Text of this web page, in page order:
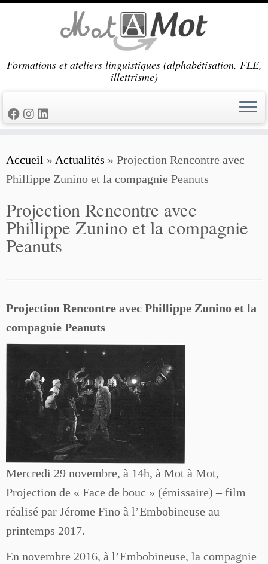
Formations et ateliers linguistiques (alphabétisation, FLE,
illettrisme)
Accueil » Actualités » Projection Rencontre avec
Phillippe Zunino et la compagnie Peanuts
Projection Rencontre avec
Phillippe Zunino et la compagnie
Peanuts
Projection Rencontre avec Phillippe Zunino et la
compagnie Peanuts
Mercredi 29 novembre, à 14h, à Mot à Mot,
Projection de « Face de bouc » (émissaire) – film
réalisé par Jérome Fino à l’Embobineuse au
printemps 2017.
En novembre 2016, à l’Embobineuse, la compagnie